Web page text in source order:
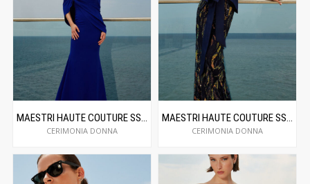
MAESTRI HAUTE COUTURE SS24C5035
CERIMONIA DONNA
MAESTRI HAUTE COUTURE SS24C5039
CERIMONIA DONNA